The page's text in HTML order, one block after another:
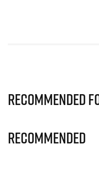
Recommended
Recommended